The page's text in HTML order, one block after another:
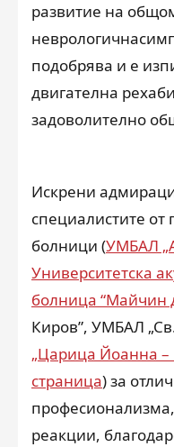
развитие на
неврологична
подобрява и е
двигателна
задоволително
Искрени
специалистите от
болници (УМБАЛ
Университетска
болница “Майчин
Киров”, УМБАЛ
„Царица Йоанна
страница) за
реакции,